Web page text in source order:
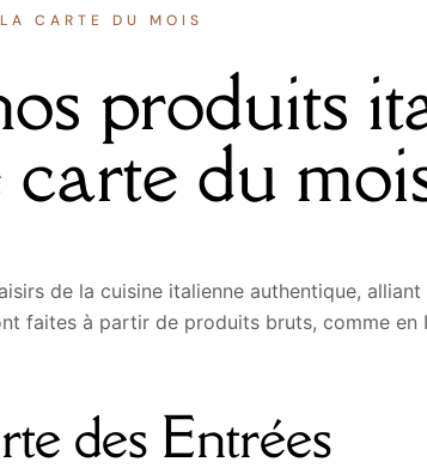
LA CARTE DU MOIS
produits
du
de la cuisine italienne authentique,
faites à partir de produits bruts, comme en
des Entrées